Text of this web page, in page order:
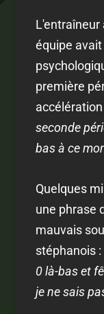
L'entraîneur
équipe
première
seconde
bas à ce
Quelques
une phrase
mauvais
stéphanois :
0 là-bas et
je ne sais